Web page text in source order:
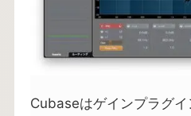
Cubaseはゲインプラグ